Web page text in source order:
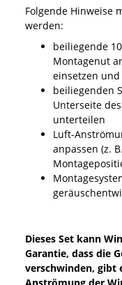
Folgende Hinweise
werden:
beiliegende
Montagenut
einsetzen
beiliegenden
Unterseite
unterteilen
Luft­-
anpassen (z.
Dieses Set kann
Garantie, dass die
verschwinden, gibt